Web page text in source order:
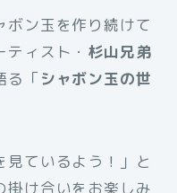
ボン玉を作り続けて
ィスト・ 杉山兄弟
る「シャボン玉の世
ているよう！」と
掛け合いをお楽しみ